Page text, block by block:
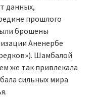
данных,
прошлого
брошены
Аненербе
Шамбалой
же так привлекала
сильных мира